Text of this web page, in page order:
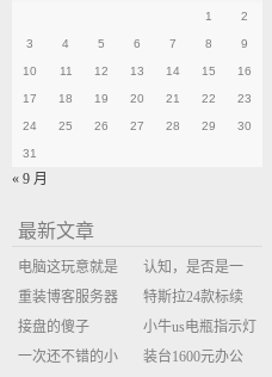
1 2
3 4 5 6 7 8 9
10 11 12 13 14 15 16
17 18 19 20 21 22 23
24 25 26 27 28 29 30
31
« 9 月
最新文章
电脑这玩意就是
缝缝补补的事
认知，是否是一
座大山？当架构
决策变成配置清
单比价
重装博客服务器
环境
特斯拉24款标续
Model Y 2万公里
使用体验
接盘的傻子
小牛us电瓶指示灯
闪三次不上电
一次还不错的小
装台1600元办公